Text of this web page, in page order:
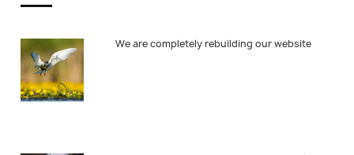
We are completely rebuilding our website